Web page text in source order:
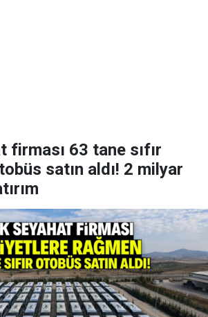
firması 63 tane sıfır
satın aldı! 2 milyar